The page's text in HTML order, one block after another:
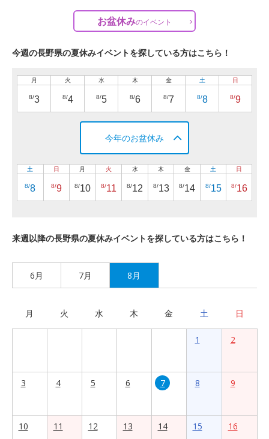
お盆休みのイベント
今週の長野県の夏休みイベントを探している方はこちら！
月
8/3
火
8/4
水
8/5
木
8/6
金
8/7
土
8/8
日
8/9
今年のお盆休み
土
8/8
日
8/9
月
8/10
火
8/11
水
8/12
木
8/13
金
8/14
土
8/15
日
8/16
来週以降の長野県の夏休みイベントを探している方はこちら！
6月 7月 8月
月 火 水 木 金 土 日
1 2
3 4 5 6 7 8 9
10
11
12
13
14
15
16